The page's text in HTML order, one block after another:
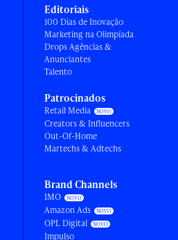
Editoriais
100 Dias de Inovação
Marketing na Olimpíada
Drops Agências &
Anunciantes
Talento
Patrocinados
Retail Media
Creators & Influencers
Out-Of-Home
Martechs & Adtechs
Brand Channels
IMO
Amazon Ads
OPL Digital
Impulso